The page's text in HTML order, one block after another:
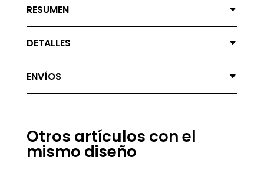
RESUMEN
DETALLES
ENVÍOS
Otros artículos con el
mismo diseño